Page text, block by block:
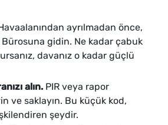
ayrılmadan önce,
Bürosuna gidin. Ne kadar çabuk
davanız o kadar güçlü
alın. PIR veya rapor
ve saklayın. Bu küçük kod,
şeydir.